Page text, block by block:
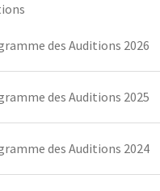
des Auditions 2026
des Auditions 2025
des Auditions 2024